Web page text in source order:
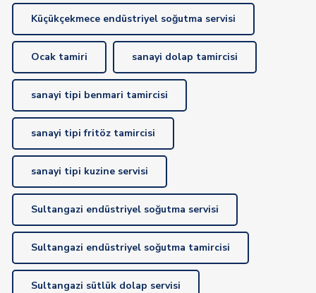
Küçükçekmece endüstriyel soğutma servisi
Ocak tamiri sanayi dolap tamircisi
sanayi tipi benmari tamircisi
sanayi tipi fritöz tamircisi
sanayi tipi kuzine servisi
Sultangazi endüstriyel soğutma servisi
Sultangazi endüstriyel soğutma tamircisi
Sultangazi sütlük dolap servisi